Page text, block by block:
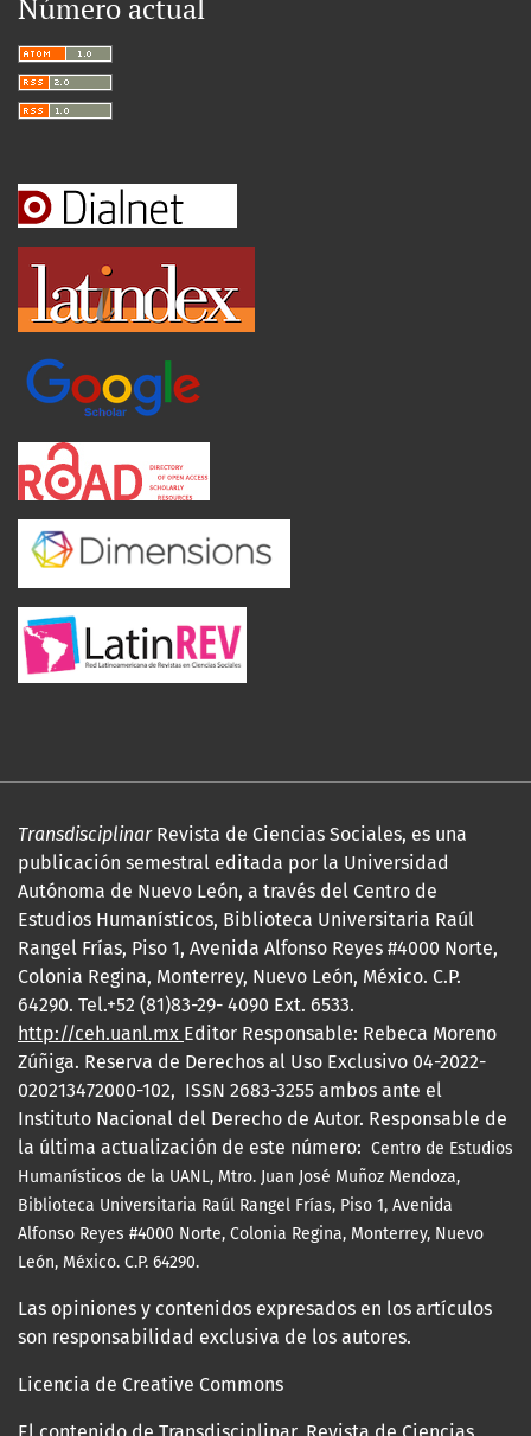
Número actual
TransdisciplinarRevista de Ciencias Sociales, es una
publicación semestral editada por la Universidad
Autónoma de Nuevo León, a través del Centro de
Estudios Humanísticos, Biblioteca Universitaria Raúl
Rangel Frías, Piso 1, Avenida Alfonso Reyes #4000 Norte,
Colonia Regina, Monterrey, Nuevo León, México. C.P.
64290. Tel.+52 (81)83-29- 4090 Ext. 6533.
http://ceh.uanl.mx Editor Responsable: Rebeca Moreno
Zúñiga. Reserva de Derechos al Uso Exclusivo 04-2022-
020213472000-102, ISSN 2683-3255 ambos ante el
Instituto Nacional del Derecho de Autor. Responsable de
la última actualización de este número: Centro de Estudios
Humanísticos de la UANL, Mtro. Juan José Muñoz Mendoza,
Biblioteca Universitaria Raúl Rangel Frías, Piso 1, Avenida
Alfonso Reyes #4000 Norte, Colonia Regina, Monterrey, Nuevo
León, México. C.P. 64290.
Las opiniones y contenidos expresados en los artículos
son responsabilidad exclusiva de los autores.
Licencia de Creative Commons